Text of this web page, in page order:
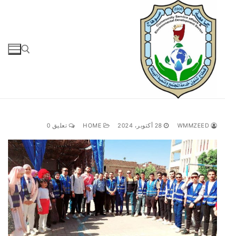
التجاوز
إلى
المحتوى
28 أكتوبر، 2024 تعليق 0